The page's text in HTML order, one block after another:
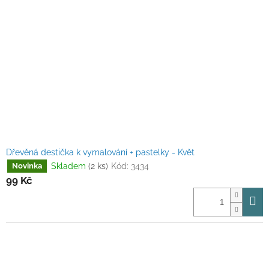
Dřevěná destička k vymalování + pastelky - Květ
Novinka Skladem (2 ks) Kód: 3434
99 Kč